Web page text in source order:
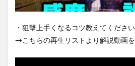
・狙撃上手くなるコツ教えてください
→こちらの再生リストより解説動画